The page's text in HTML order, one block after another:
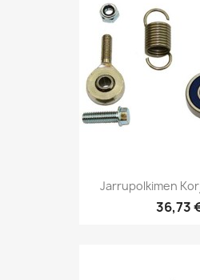
Jarrupolkimen
36,73